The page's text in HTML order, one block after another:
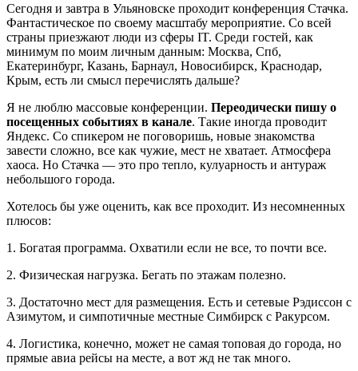
Сегодня и завтра в Ульяновске проходит конференция Стачка.
Фантастическое по своему масштабу мероприятие. Со всей
страны приезжают люди из сферы IT. Среди гостей, как
минимум по моим личным данным: Москва, Спб,
Екатеринбург, Казань, Барнаул, Новосибирск, Краснодар,
Крым, есть ли смысл перечислять дальше?
Я не люблю массовые конференции. Переодически пишу о
посещенных событиях в канале. Такие иногда проводит
Яндекс. Со спикером не поговоришь, новые знакомства
завести сложно, все как чужие, мест не хватает. Атмосфера
хаоса. Но Стачка — это про тепло, кулуарность и антураж
небольшого города.
Хотелось бы уже оценить, как все проходит. Из несомненных
плюсов:
1. Богатая программа. Охватили если не все, то почти все.
2. Физическая нагрузка. Бегать по этажам полезно.
3. Достаточно мест для размещения. Есть и сетевые Рэдиссон с
Азимутом, и симпотичные местные Симбирск с Ракурсом.
4. Логистика, конечно, может не самая топовая до города, но
прямые авиа рейсы на месте, а вот жд не так много.